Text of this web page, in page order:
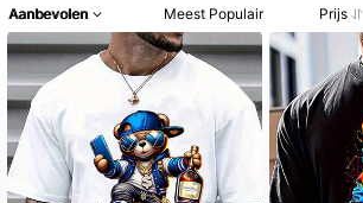
Aanbevolen Meest Populair Prijs